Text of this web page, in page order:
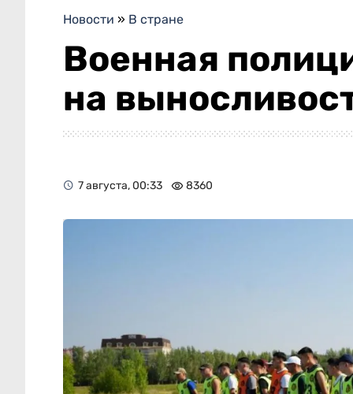
Новости » В стране
Военная
на
7 августа, 00:33 8360